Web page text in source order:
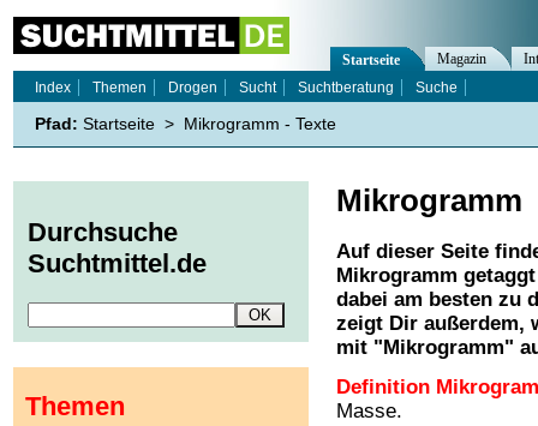
Mikrogramm
Auf dieser Seite
Mikrogramm
dabei am besten zu
zeigt Dir außerdem,
mit " Mikrogramm"
Definition
Masse.
Startseite Magazin
Index
Themen Drogen Sucht Suchtberatung Suche
Pfad: Startseite > Mikrogramm - Texte
Durchsuche
Suchtmittel.de
Themen